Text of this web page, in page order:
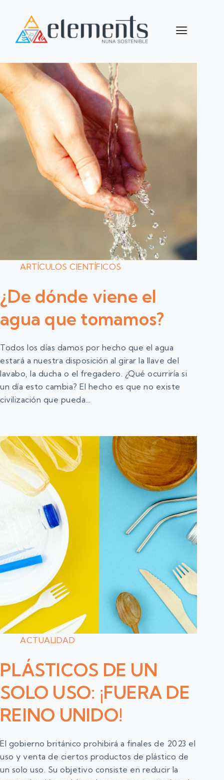
ARTÍCULOS CIENTÍFICOS
¿De dónde viene el
agua que tomamos?
Todos los días damos por hecho que el agua
estará a nuestra disposición al girar la llave del
lavabo, la ducha o el fregadero. ¿Qué ocurriría si
un día esto cambia? El hecho es que no existe
civilización que pueda…
ACTUALIDAD
PLÁSTICOS DE UN
SOLO USO: ¡FUERA DE
REINO UNIDO!
El gobierno británico prohibirá a finales de 2023 el
uso y venta de ciertos productos de plástico de
un solo uso. Su objetivo consiste en reducir la